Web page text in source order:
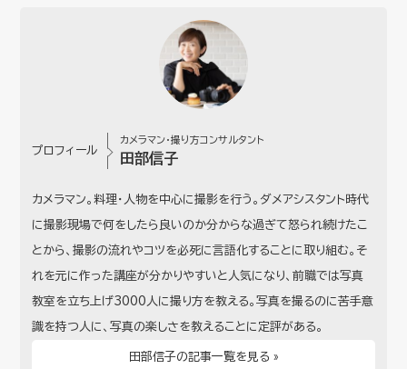
プロフィール
カメラマン・撮り方コンサルタント
田部信子
カメラマン。料理・人物を中心に撮影を行う。ダメアシスタント時代
に撮影現場で何をしたら良いのか分からな過ぎて怒られ続けたこ
とから、撮影の流れやコツを必死に言語化することに取り組む。そ
れを元に作った講座が分かりやすいと人気になり、前職では写真
教室を立ち上げ3000人に撮り方を教える。写真を撮るのに苦手意
識を持つ人に、写真の楽しさを教えることに定評がある。
田部信子の記事一覧を見る »